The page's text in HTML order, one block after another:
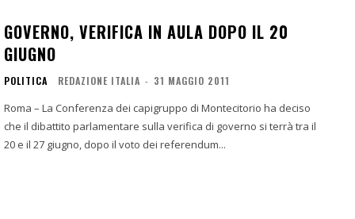
GOVERNO, VERIFICA IN AULA DOPO IL 20
GIUGNO
POLITICA REDAZIONE ITALIA - 31 MAGGIO 2011
Roma – La Conferenza dei capigruppo di Montecitorio ha deciso
che il dibattito parlamentare sulla verifica di governo si terrà tra il
20 e il 27 giugno, dopo il voto dei referendum...